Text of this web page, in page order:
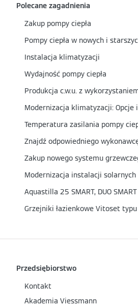
Polecane zagadnienia
Zakup pompy ciepła
Pompy ciepła w nowych i
Instalacja klimatyzacji
Wydajność pompy ciepła
Modernizacja klimatyzacji: Opcje
Temperatura zasilania pompy
Zakup nowego systemu
Modernizacja instalacji solarnych
Aquastilla 25 SMART, DUO SMART
Grzejniki łazienkowe Vitoset
Przedsiębiorstwo
Kontakt
Akademia Viessmann